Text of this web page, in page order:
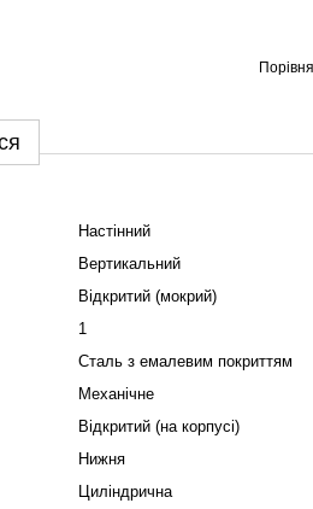
Настінний
Вертикальний
Відкритий (мокрий)
1
Сталь з емалевим покриттям
Механічне
Відкритий (на корпусі)
Нижня
Циліндрична